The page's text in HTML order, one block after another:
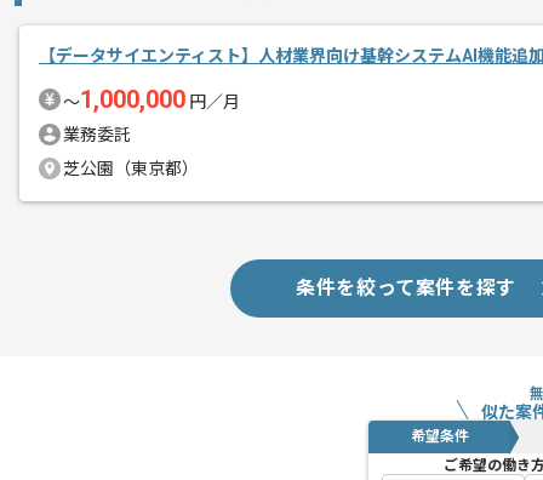
【データサイエンティスト】人材業界向け基幹システムAI機能追
〜1,000,000 円／月
業務委託
芝公園（東京都）
条件を絞って案件を探す
似た案
希望条件
ご希望の働き